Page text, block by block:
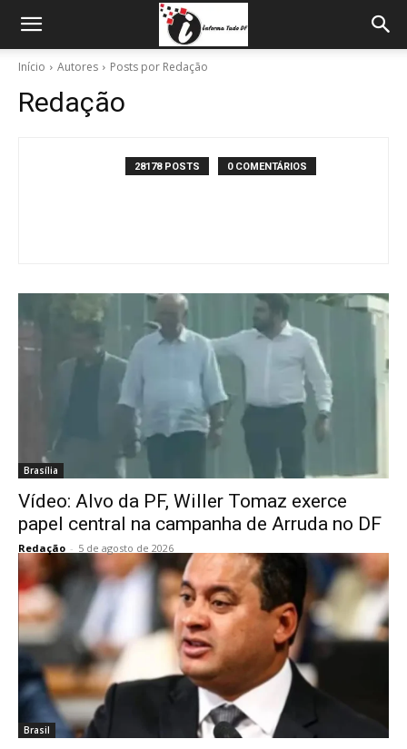
Início Autores Posts por Redação
Redação
28178 POSTS 0 COMENTÁRIOS
Brasília
Vídeo: Alvo da PF, Willer Tomaz exerce
papel central na campanha de Arruda no DF
Redação - 5 de agosto de 2026
Brasil